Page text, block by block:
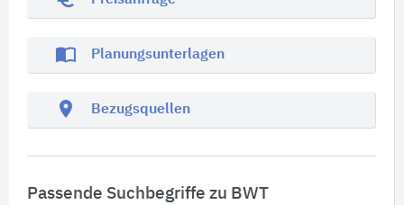
import_contacts Planungsunterlagen
location_on Bezugsquellen
Passende Suchbegriffe zu BWT